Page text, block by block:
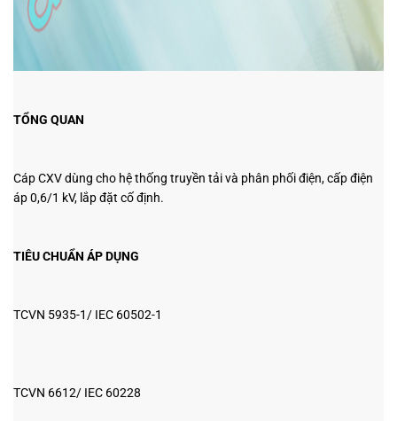
TỔNG QUAN
Cáp CXV dùng cho hệ thống truyền tải và phân phối điện, cấp điện
áp 0,6/1 kV, lắp đặt cố định.
TIÊU CHUẨN ÁP DỤNG
TCVN 5935-1/ IEC 60502-1
TCVN 6612/ IEC 60228